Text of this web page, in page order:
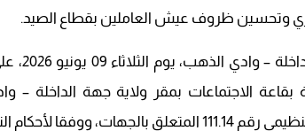
وتحسين ظروف عيش العاملين بقطاع الصيد.
يعقد مجلس
بقاعة الاجتماعات بمقر ولاية جهة الداخلة
لأحكام النظام الداخلي للمجلس.